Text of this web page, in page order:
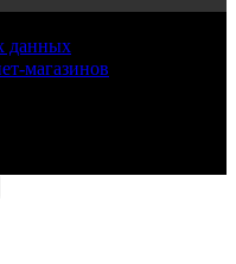
данных
магазинов